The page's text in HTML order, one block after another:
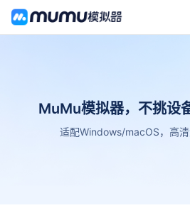
MuMu模拟器，不挑设
适配Windows/macOS，高